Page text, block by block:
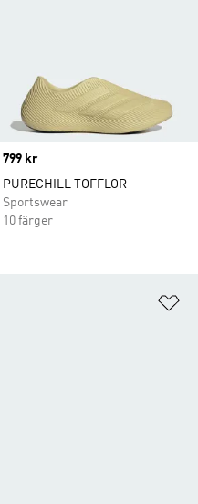
Price
799 kr
PURECHILL TOFFLOR
Sportswear
10 färger